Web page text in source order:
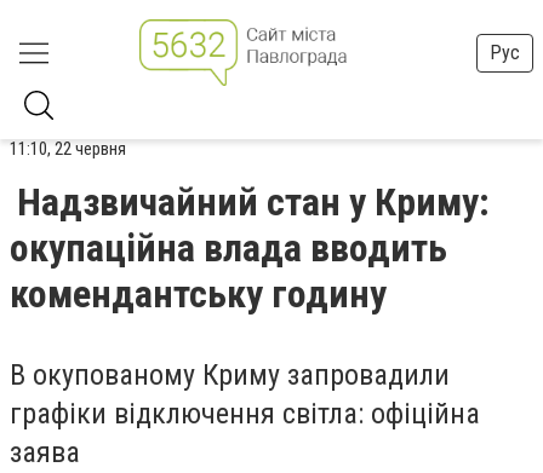
Рус
11:10, 22 червня
Надзвичайний стан у Криму:
окупаційна влада вводить
комендантську годину
В окупованому Криму запровадили
графіки відключення світла: офіційна
заява